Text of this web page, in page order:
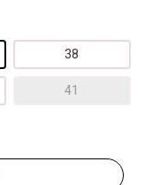
38
41